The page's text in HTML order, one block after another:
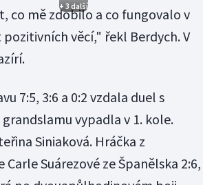
+ 3 další
co mě zdobilo a co fungovalo v
věcí," řekl Berdych. V
7:5, 3:6 a 0:2 vzdala duel s
vypadla v 1. kole.
Siniaková. Hráčka z
Suárezové ze Španělska 2:6,